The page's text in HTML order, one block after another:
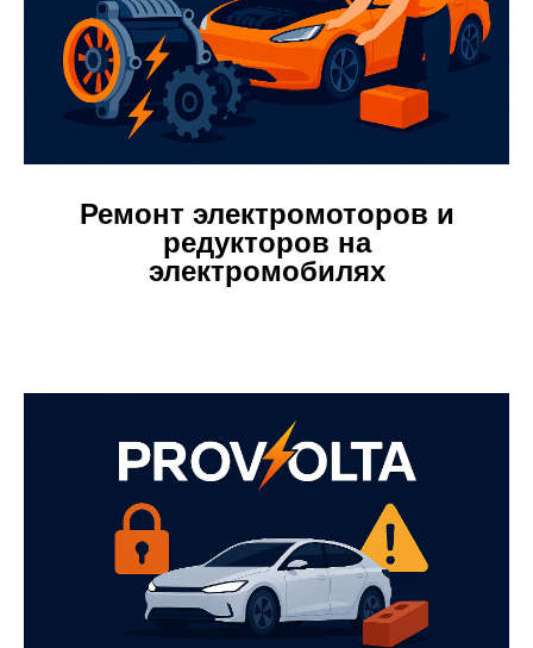
Ремонт электромоторов и
редукторов на
электромобилях